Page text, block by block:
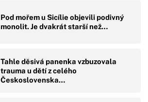
Pod mořem u Sicílie objevili podivný
monolit. Je dvakrát starší než…
Tahle děsivá panenka vzbuzovala
trauma u dětí z celého
Československa…